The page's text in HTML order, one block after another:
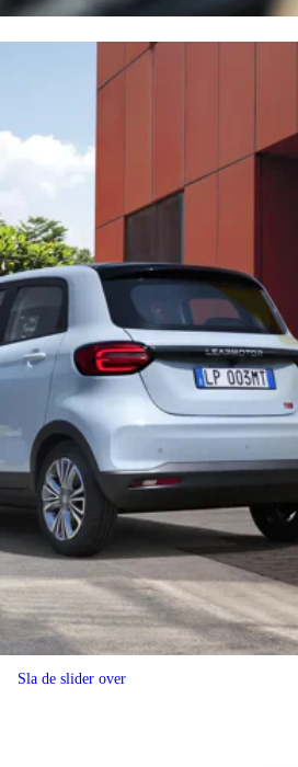
Sla de slider over